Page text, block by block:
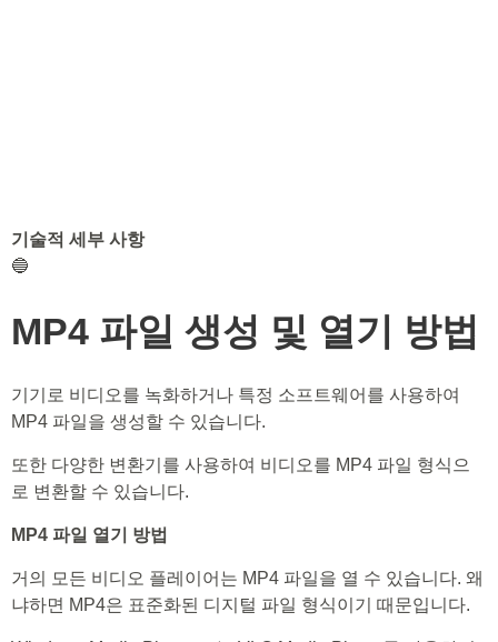
기술적 세부 사항
🔵
MP4 파일 생성 및 열기 방법
기기로 비디오를 녹화하거나 특정 소프트웨어를 사용하여
MP4 파일을 생성할 수 있습니다.
또한 다양한 변환기를 사용하여 비디오를 MP4 파일 형식으
로 변환할 수 있습니다.
MP4 파일 열기 방법
거의 모든 비디오 플레이어는 MP4 파일을 열 수 있습니다. 왜
냐하면 MP4은 표준화된 디지털 파일 형식이기 때문입니다.